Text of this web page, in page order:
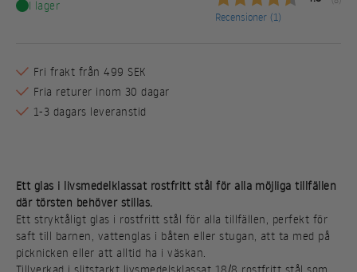
I lager
Recensioner (1)
Fri frakt från 499 SEK
Fria returer inom 30 dagar
1-3 dagars leveranstid
Ett glas i livsmedelklassat rostfritt stål för alla möjliga tillfällen
där törsten behöver stillas.
Ett stryktåligt glas i rostfritt stål för alla tillfällen, perfekt för
saft till barnen, vattenglas i båten eller stugan, att ta med på
picknicken eller att alltid ha i väskan.
Tillverkad i slitstarkt livsmedelsklassat 18/8 rostfritt stål som